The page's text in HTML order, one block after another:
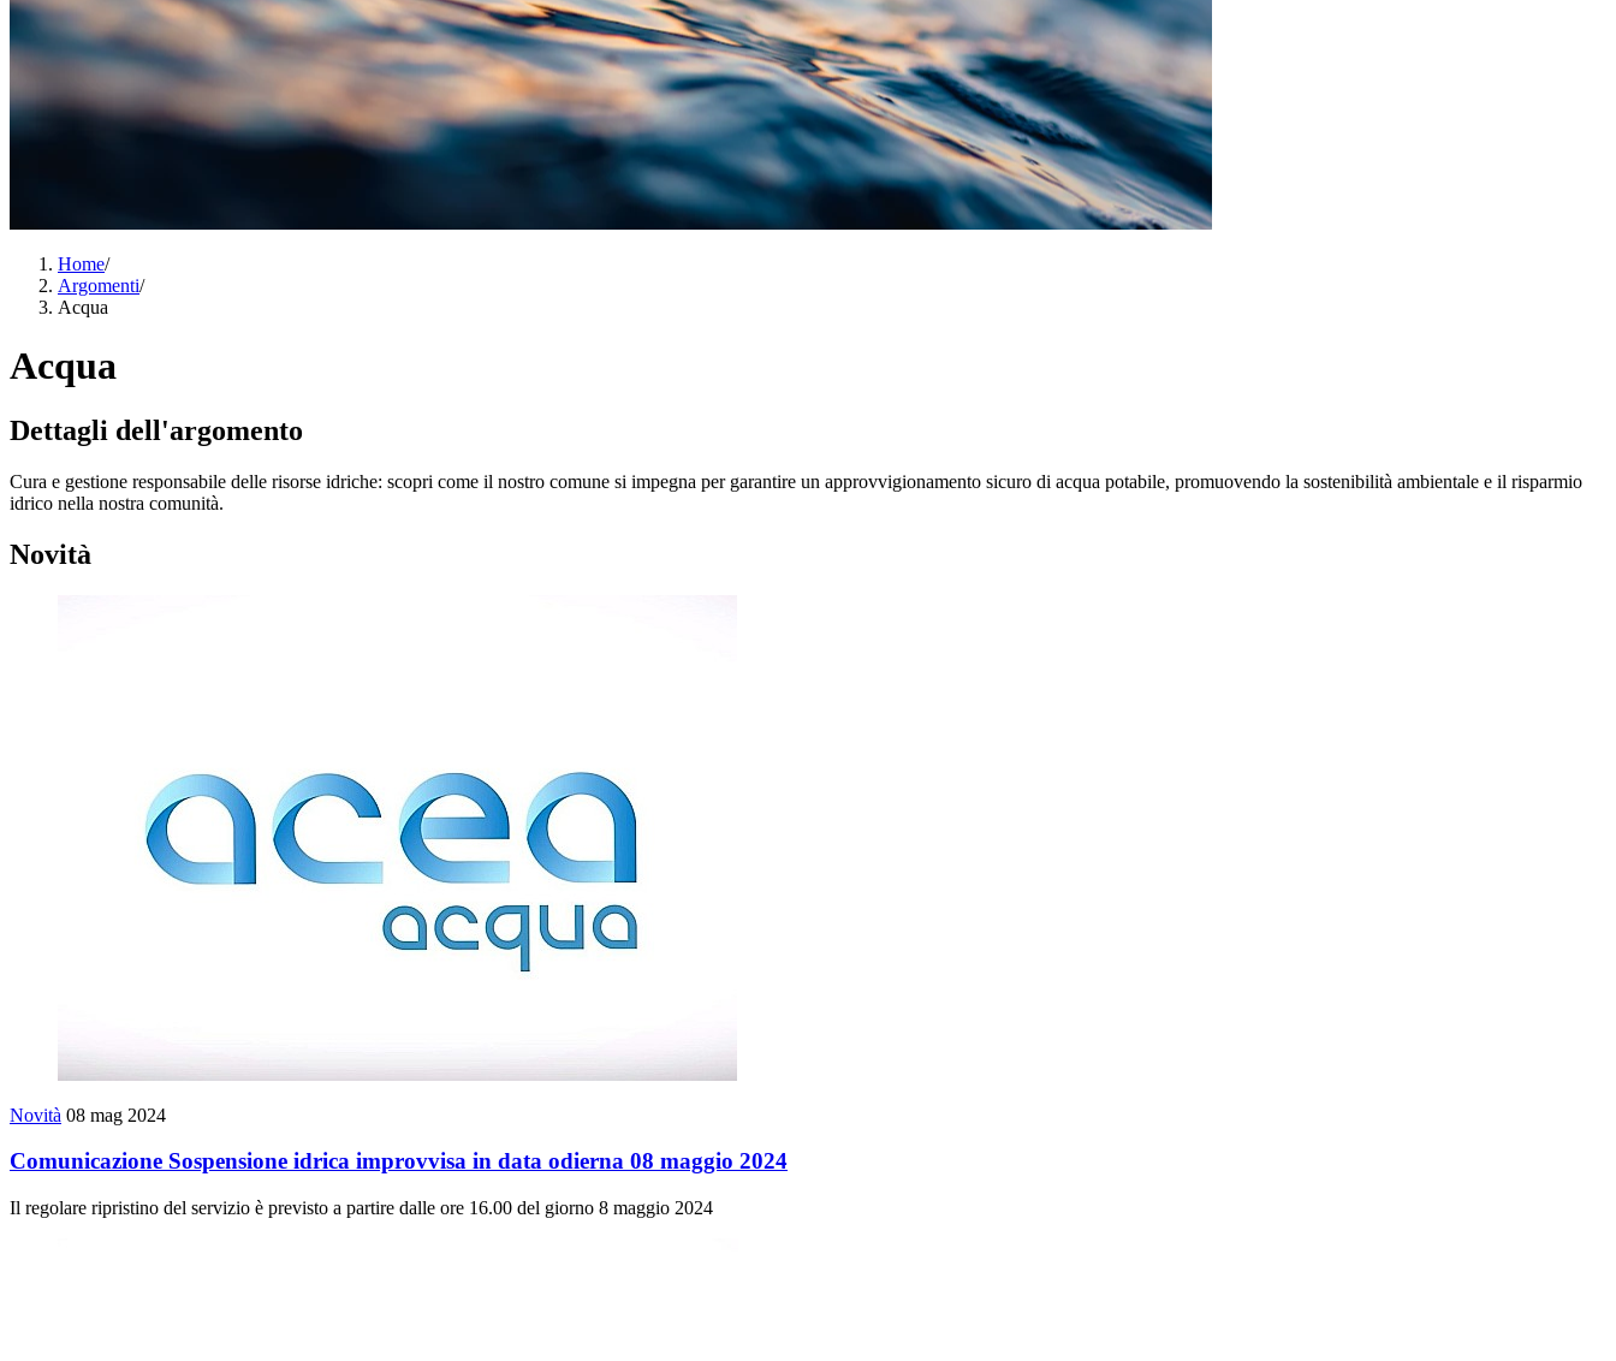
Home/
Argomenti/
Acqua
Acqua
Dettagli dell'argomento
Cura e gestione responsabile delle risorse idriche: scopri come il nostro comune si impegna per garantire un approvvigionamento sicuro di acqua potabile, promuovendo la sostenibilità ambientale e il risparmio
idrico nella nostra comunità.
Novità
Novità 08 mag 2024
Comunicazione Sospensione idrica improvvisa in data odierna 08 maggio 2024
Il regolare ripristino del servizio è previsto a partire dalle ore 16.00 del giorno 8 maggio 2024